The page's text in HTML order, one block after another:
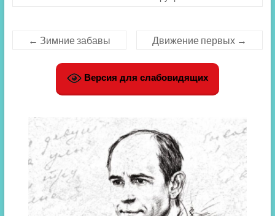
← Зимние забавы Движение первых →
Версия для слабовидящих